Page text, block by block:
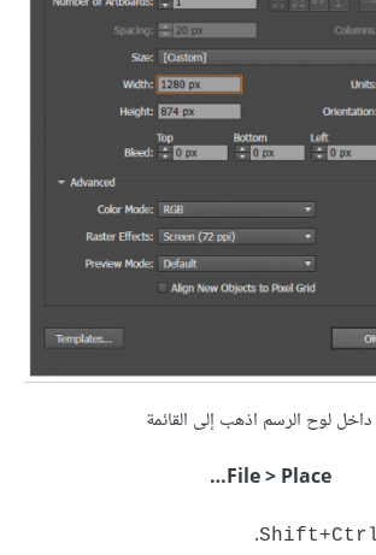
لوح الرسم اذهب إلى القائمة
File > Place…
.